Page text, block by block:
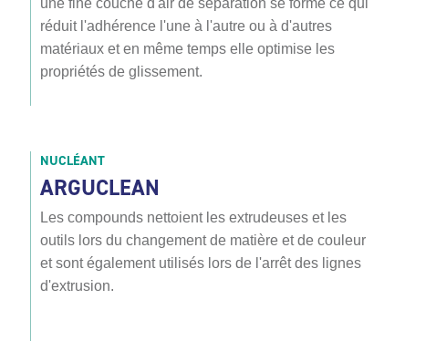
une fine couche d'air de séparation se forme ce qui
réduit l'adhérence l'une à l'autre ou à d'autres
matériaux et en même temps elle optimise les
propriétés de glissement.
NUCLÉANT
ARGUCLEAN
Les compounds nettoient les extrudeuses et les
outils lors du changement de matière et de couleur
et sont également utilisés lors de l'arrêt des lignes
d'extrusion.